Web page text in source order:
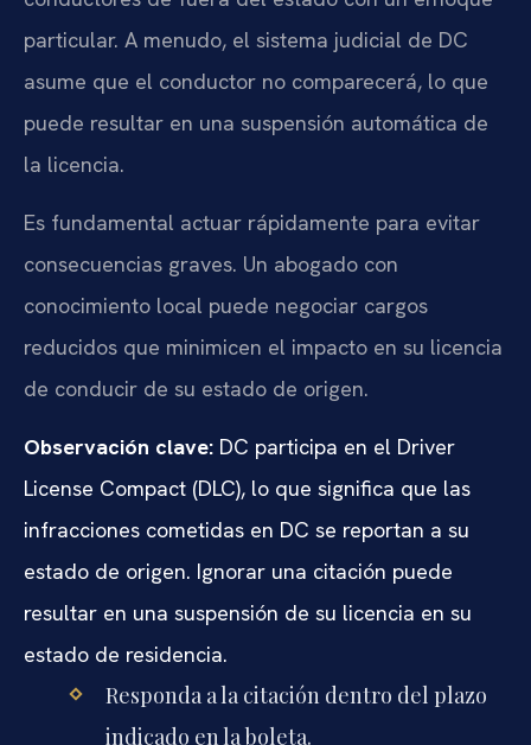
particular. A menudo, el sistema judicial de DC
asume que el conductor no comparecerá, lo que
puede resultar en una suspensión automática de
la licencia.
Es fundamental actuar rápidamente para evitar
consecuencias graves. Un abogado con
conocimiento local puede negociar cargos
reducidos que minimicen el impacto en su licencia
de conducir de su estado de origen.
Observación clave: DC participa en el Driver
License Compact (DLC), lo que significa que las
infracciones cometidas en DC se reportan a su
estado de origen. Ignorar una citación puede
resultar en una suspensión de su licencia en su
estado de residencia.
Responda a la citación dentro del plazo
indicado en la boleta.